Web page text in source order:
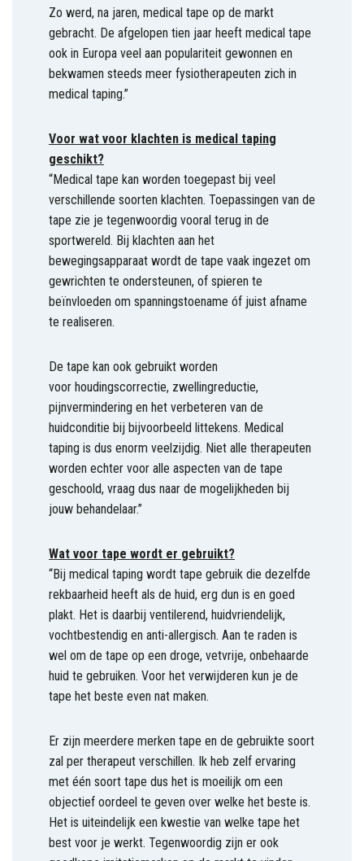
Zo werd, na jaren, medical tape op de markt
gebracht. De afgelopen tien jaar heeft medical tape
ook in Europa veel aan populariteit gewonnen en
bekwamen steeds meer fysiotherapeuten zich in
medical taping.”
Voor wat voor klachten is medical taping
geschikt?
“Medical tape kan worden toegepast bij veel
verschillende soorten klachten. Toepassingen van de
tape zie je tegenwoordig vooral terug in de
sportwereld. Bij klachten aan het
bewegingsapparaat wordt de tape vaak ingezet om
gewrichten te ondersteunen, of spieren te
beïnvloeden om spanningstoename óf juist afname
te realiseren.
De tape kan ook gebruikt worden
voor houdingscorrectie, zwellingreductie,
pijnvermindering en het verbeteren van de
huidconditie bij bijvoorbeeld littekens. Medical
taping is dus enorm veelzijdig. Niet alle therapeuten
worden echter voor alle aspecten van de tape
geschoold, vraag dus naar de mogelijkheden bij
jouw behandelaar.”
Wat voor tape wordt er gebruikt?
“Bij medical taping wordt tape gebruik die dezelfde
rekbaarheid heeft als de huid, erg dun is en goed
plakt. Het is daarbij ventilerend, huidvriendelijk,
vochtbestendig en anti-allergisch. Aan te raden is
wel om de tape op een droge, vetvrije, onbehaarde
huid te gebruiken. Voor het verwijderen kun je de
tape het beste even nat maken.
Er zijn meerdere merken tape en de gebruikte soort
zal per therapeut verschillen. Ik heb zelf ervaring
met één soort tape dus het is moeilijk om een
objectief oordeel te geven over welke het beste is.
Het is uiteindelijk een kwestie van welke tape het
best voor je werkt. Tegenwoordig zijn er ook